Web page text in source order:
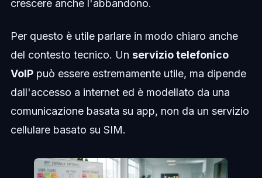
crescere anche l'abbandono.
Per questo è utile parlare in modo chiaro anche
del contesto tecnico. Un servizio telefonico
VoIPpuò essere estremamente utile, ma dipende
dall'accesso a internet ed è modellato da una
comunicazione basata su app, non da un servizio
cellulare basato su SIM.